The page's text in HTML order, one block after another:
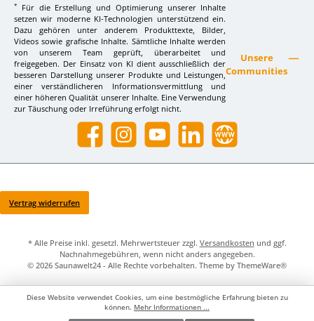
*
Für die Erstellung und Optimierung unserer Inhalte
setzen wir moderne KI-Technologien unterstützend ein.
Dazu gehören unter anderem Produkttexte, Bilder,
Videos sowie grafische Inhalte. Sämtliche Inhalte werden
von unserem Team geprüft, überarbeitet und
freigegeben. Der Einsatz von KI dient ausschließlich der
besseren Darstellung unserer Produkte und Leistungen,
einer verständlicheren Informationsvermittlung und
einer höheren Qualität unserer Inhalte. Eine Verwendung
zur Täuschung oder Irreführung erfolgt nicht.
Unsere
Communities
Facebook InstagramYouTube LinkedIn Website
Vertrag widerrufen
* Alle Preise inkl. gesetzl. Mehrwertsteuer zzgl. Versandkosten und ggf.
Nachnahmegebühren, wenn nicht anders angegeben.
© 2026 Saunawelt24 - Alle Rechte vorbehalten. Theme by ThemeWare®
Diese Website verwendet Cookies, um eine bestmögliche Erfahrung bieten zu
können. Mehr Informationen ...